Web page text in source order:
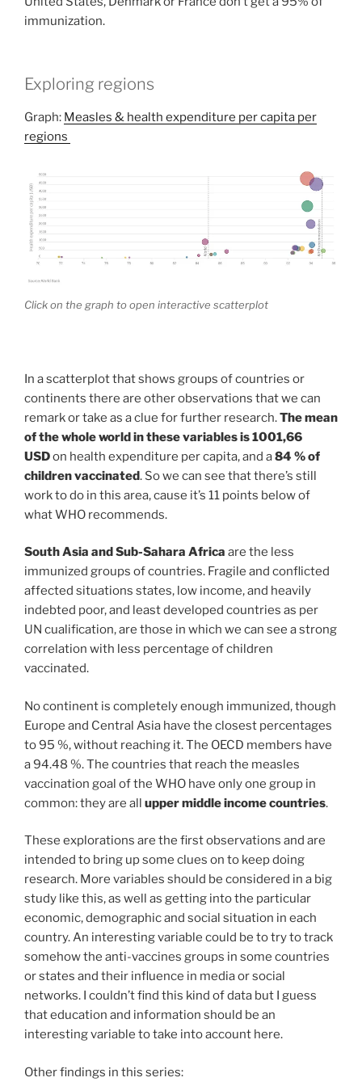
immunization.
Exploring regions
Graph: Measles & health expenditure per capita per
regions
Click on the graph to open interactive scatterplot
In a scatterplot that shows groups of countries or
continents there are other observations that we can
remark or take as a clue for further research.The mean
of the whole world in these variables is 1001,66
USDon health expenditure per capita, and a84 % of
children vaccinated. So we can see that there’s still
work to do in this area, cause it’s 11 points below of
what WHO recommends.
South Asia and Sub-Sahara Africa are the less
immunized groups of countries. Fragile and conflicted
affected situations states, low income, and heavily
indebted poor, and least developed countries as per
UN cualification, are those in which we can see a strong
correlation with less percentage of children
vaccinated.
No continent is completely enough immunized, though
Europe and Central Asia have the closest percentages
to 95 %, without reaching it. The OECD members have
a 94.48 %. The countries that reach the measles
vaccination goal of the WHO have only one group in
common: they are all upper middle income countries.
These explorations are the first observations and are
intended to bring up some clues on to keep doing
research. More variables should be considered in a big
study like this, as well as getting into the particular
economic, demographic and social situation in each
country. An interesting variable could be to try to track
somehow the anti-vaccines groups in some countries
or states and their influence in media or social
networks. I couldn’t find this kind of data but I guess
that education and information should be an
interesting variable to take into account here.
Other findings in this series: